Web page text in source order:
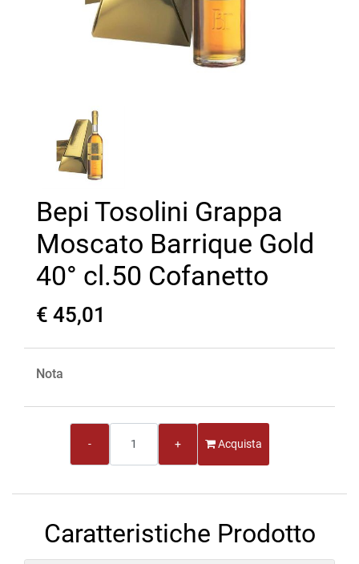
Bepi Tosolini Grappa
Moscato Barrique Gold
40° cl.50 Cofanetto
€ 45,01
Nota
Acquista
Caratteristiche Prodotto